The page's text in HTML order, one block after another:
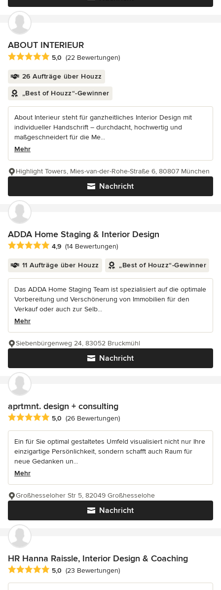
ABOUT INTERIEUR
Durchschnittliche Bewertung: 5 von 5 Sternen
5,0 (22 Bewertungen)
26 Aufträge über Houzz
„Best of Houzz“-Gewinner
About Interieur steht für ganzheitliches Interior Design mit
individueller Handschrift – durchdacht, hochwertig und
maßgeschneidert für die Me...
Mehr
Nachricht
Highlight Towers, Mies-van-der-Rohe-Straße 6, 80807 München
ADDA Home Staging & Interior Design
Durchschnittliche Bewertung: 4.9 von 5 Sternen
4,9 (14 Bewertungen)
11 Aufträge über Houzz „Best of Houzz“-Gewinner
Das ADDA Home Staging Team ist spezialisiert auf die optimale
Vorbereitung und Verschönerung von Immobilien für den
Verkauf oder auch zur Selb...
Mehr
Nachricht
Siebenbürgenweg 24, 83052 Bruckmühl
aprtmnt. design + consulting
Durchschnittliche Bewertung: 5 von 5 Sternen
5,0 (26 Bewertungen)
Ein für Sie optimal gestaltetes Umfeld visualisiert nicht nur Ihre
einzigartige Persönlichkeit, sondern schafft auch Raum für
neue Gedanken un...
Mehr
Nachricht
Großhesseloher Str 5, 82049 Großhesselohe
HR Hanna Raissle, Interior Design & Coaching
Durchschnittliche Bewertung: 5 von 5 Sternen
5,0 (23 Bewertungen)